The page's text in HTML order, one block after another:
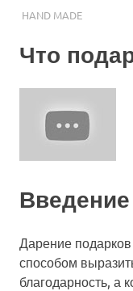
22.11.2023
ПОДАРЧЕК
HAND MADE
Что
Введение
Дарение
способом
благодарность, а